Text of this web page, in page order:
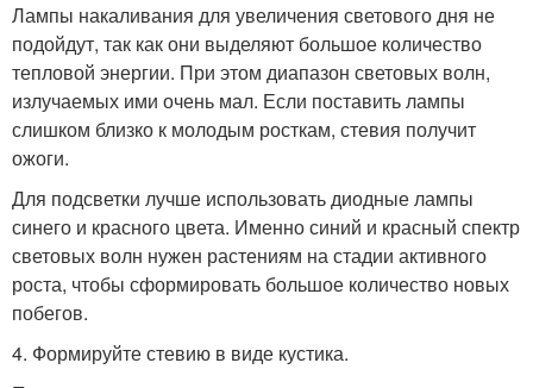
Лампы накаливания для увеличения светового дня не
подойдут, так как они выделяют большое количество
тепловой энергии. При этом диапазон световых волн,
излучаемых ими очень мал. Если поставить лампы
слишком близко к молодым росткам, стевия получит
ожоги.
Для подсветки лучше использовать диодные лампы
синего и красного цвета. Именно синий и красный спектр
световых волн нужен растениям на стадии активного
роста, чтобы сформировать большое количество новых
побегов.
4. Формируйте стевию в виде кустика.